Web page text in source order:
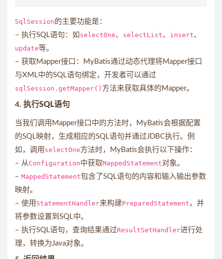
SqlSession 的主要功能是：
– 执行SQL语句：如 selectOne、 selectList、 insert、
update等。
– 获取Mapper接口：MyBatis通过动态代理将Mapper接口
与XML中的SQL语句绑定，开发者可以通过
sqlSession.getMapper() 方法来获取具体的Mapper。
4. 执行SQL语句
当我们调用Mapper接口中的方法时，MyBatis会根据配置
的SQL映射，生成相应的SQL语句并通过JDBC执行。例
如，调用 selectOne方法时，MyBatis会执行以下操作：
– 从Configuration中获取MappedStatement对象。
– MappedStatement包含了SQL语句的内容和输入输出参数
映射。
– 使用 StatementHandler来构建PreparedStatement ，并
将参数设置到SQL中。
– 执行SQL语句，查询结果通过ResultSetHandler进行处
理，转换为Java对象。